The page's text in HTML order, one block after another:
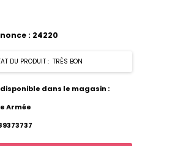
: 24220
DU PRODUIT : TRÈS BON
dans le magasin :
Armée